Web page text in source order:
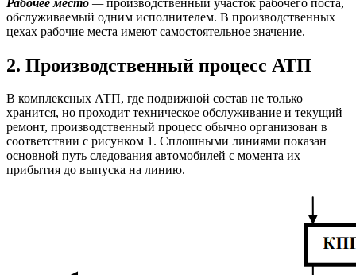
обслуживаемый одним исполнителем. В производственных
цехах рабочие места имеют самостоятельное значение.
2. Производственный процесс АТП
В комплексных АТП, где подвижной состав не только
хранится, но проходит техническое обслуживание и текущий
ремонт, производственный процесс обычно организован в
соответствии с рисунком 1. Сплошными линиями показан
основной путь следования автомобилей с момента их
прибытия до выпуска на линию.